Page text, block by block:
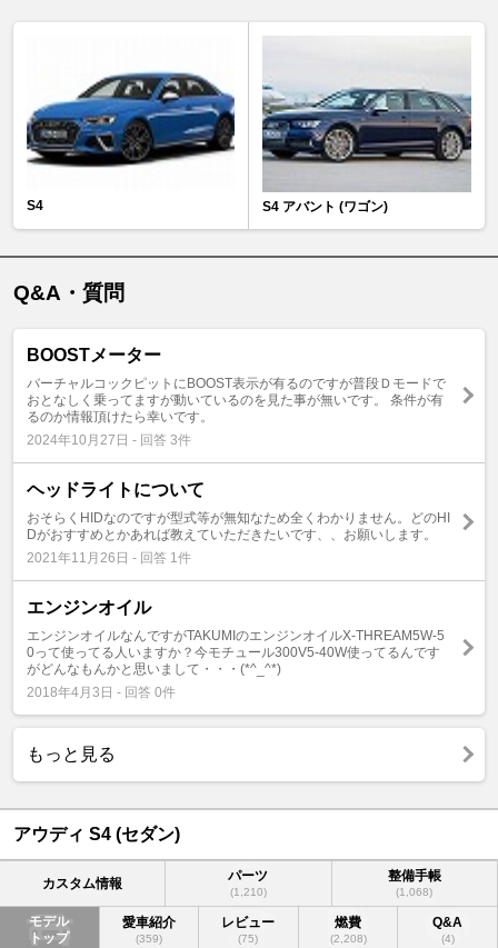
S4 S4 アバント (ワゴン)
Q&A・質問
BOOSTメーター
バーチャルコックピットにBOOST表示が有るのですが普段Ｄモードで
おとなしく乗ってますが動いているのを見た事が無いです。 条件が有
るのか情報頂けたら幸いです。
2024年10月27日 - 回答 3件
ヘッドライトについて
おそらくHIDなのですが型式等が無知なため全くわかりません。どのHI
Dがおすすめとかあれば教えていただきたいです、、お願いします。
2021年11月26日 - 回答 1件
エンジンオイル
エンジンオイルなんですがTAKUMIのエンジンオイルX-THREAM5W-5
0って使ってる人いますか？今モチュール300V5-40W使ってるんです
がどんなもんかと思いまして・・・(*^_^*)
2018年4月3日 - 回答 0件
もっと見る
アウディ S4 (セダン)
カスタム情報 パーツ
(1,210)
整備手帳
(1,068)
モデル
トップ
愛車紹介
(359)
レビュー
(75)
燃費
(2,208)
Q&A
(4)